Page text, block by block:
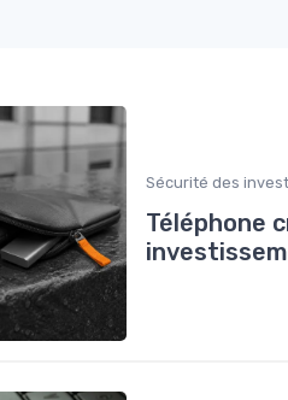
Sécurité des
Téléphone